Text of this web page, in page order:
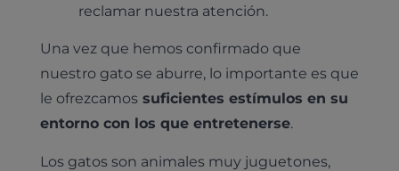
reclamar nuestra atención.
Una vez que hemos confirmado que
nuestro gato se aburre, lo importante es que
le ofrezcamossuficientes estímulos en su
entorno con los que entretenerse.
Los gatos son animales muy juguetones,